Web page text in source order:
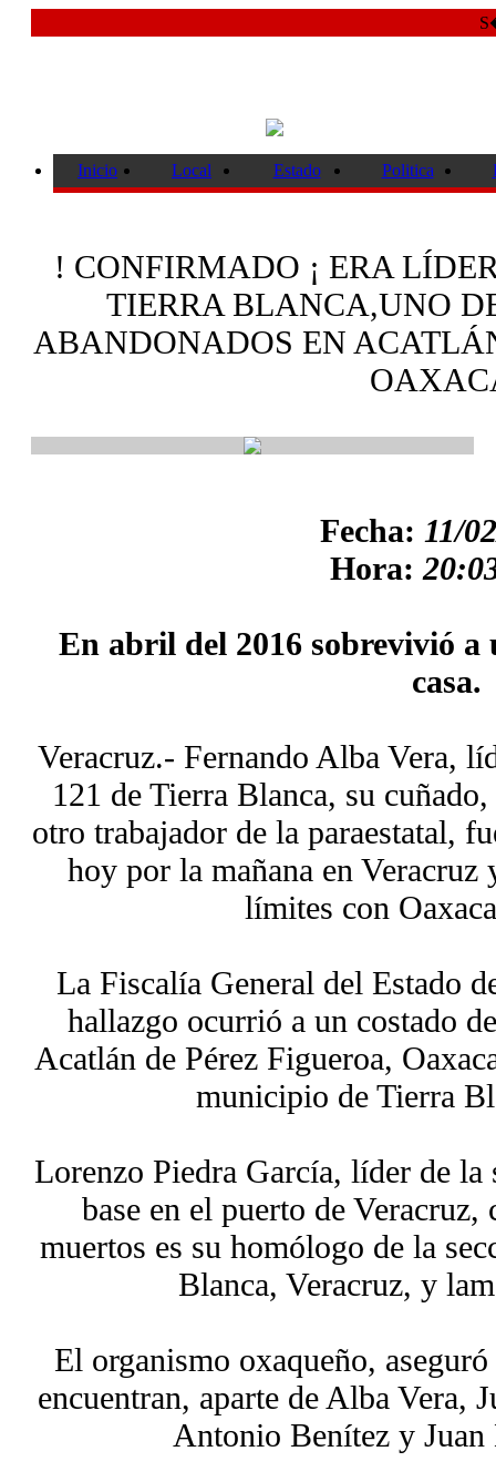
Inicio Local Estado Politica
! CONFIRMADO ¡ ERA
TIERRA BLANCA,UNO
ABANDONADOS EN
Fecha: 11/
Hora:
En abril del 2016 sobrevivió a
casa.
Veracruz.- Fernando Alba Vera,
121 de Tierra Blanca, su
otro trabajador de la paraestatal,
hoy por la mañana en Veracruz
límites con
La Fiscalía General del Estado
hallazgo ocurrió a un costado
Acatlán de Pérez Figueroa,
municipio de Tierra
Lorenzo Piedra García, líder de la
base en el puerto de
muertos es su homólogo de la
Blanca, Veracruz, y
El organismo oxaqueño,
encuentran, aparte de Alba Vera,
Antonio Benítez y